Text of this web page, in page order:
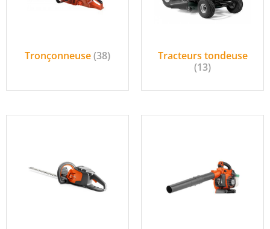
Tronçonneuse(38)
Tracteurs tondeuse
(13)